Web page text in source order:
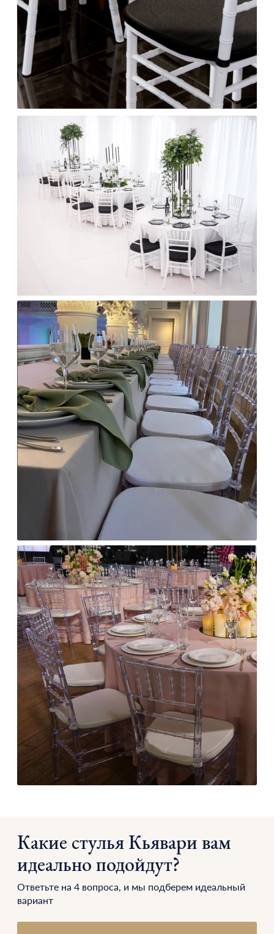
Какие стулья Кьявари вам
идеально подойдут?
Ответьте на 4 вопроса, и мы подберем идеальный
вариант